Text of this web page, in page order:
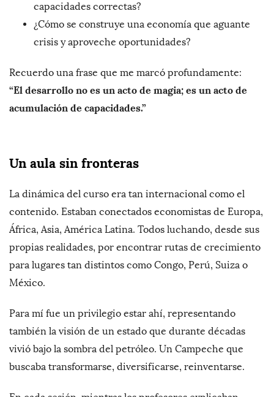
capacidades correctas?
¿Cómo se construye una economía que aguante
crisis y aproveche oportunidades?
Recuerdo una frase que me marcó profundamente:
“El desarrollo no es un acto de magia; es un acto de
acumulación de capacidades.”
Un aula sin fronteras
La dinámica del curso era tan internacional como el
contenido. Estaban conectados economistas de Europa,
África, Asia, América Latina. Todos luchando, desde sus
propias realidades, por encontrar rutas de crecimiento
para lugares tan distintos como Congo, Perú, Suiza o
México.
Para mí fue un privilegio estar ahí, representando
también la visión de un estado que durante décadas
vivió bajo la sombra del petróleo. Un Campeche que
buscaba transformarse, diversificarse, reinventarse.